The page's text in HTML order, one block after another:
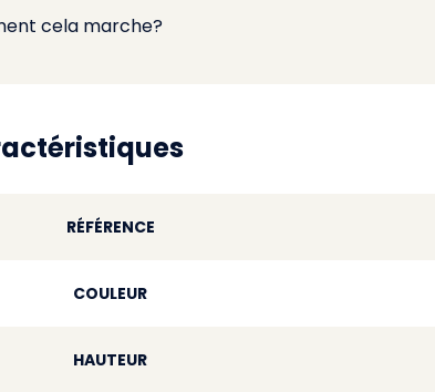
cela marche?
RÉFÉRENCE
COULEUR
HAUTEUR